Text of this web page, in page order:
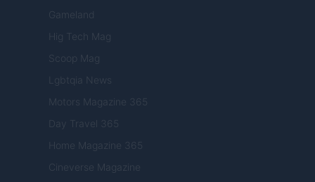
Gameland
Hig Tech Mag
Scoop Mag
Lgbtqia News
Motors Magazine 365
Day Travel 365
Home Magazine 365
Cineverse Magazine